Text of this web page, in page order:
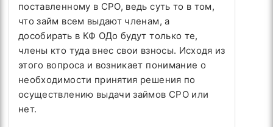
поставленному в СРО, ведь суть то в том,
что займ всем выдают членам, а
дособирать в КФ ОДо будут только те,
члены кто туда внес свои взносы. Исходя из
этого вопроса и возникает понимание о
необходимости принятия решения по
осуществлению выдачи займов СРО или
нет.